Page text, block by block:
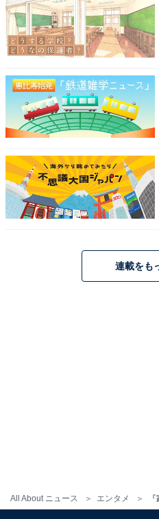
All About ニュース エンタメ
深まるトラコの謎……過去
自分は心配されるような存
自分は大丈夫と思い込んでた
がいないと生きていけない
せなんだと気づく過程が描
つもトラコ先生は思い出さ
の言葉めちゃくちゃ感動す
る」と、トラコの過去と彼
連載をも